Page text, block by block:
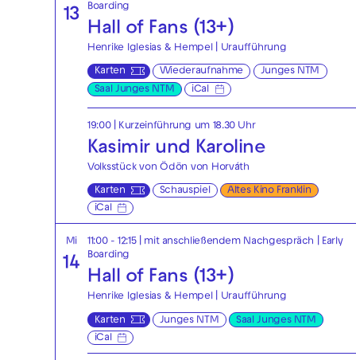
13
Boarding
Hall of Fans (13+)
Henrike Iglesias & Hempel | Uraufführung
Karten Wiederaufnahme
Junges NTM
Saal Junges NTM
iCal
19:00 | Kurzeinführung um 18.30 Uhr
Kasimir und Karoline
Volksstück von Ödön von Horváth
Karten Schauspiel
Altes Kino Franklin
iCal
Mi
14
11:00 - 12:15 | mit anschließendem Nachgespräch | Early
Boarding
Hall of Fans (13+)
Henrike Iglesias & Hempel | Uraufführung
Karten Junges NTM
Saal Junges NTM
iCal